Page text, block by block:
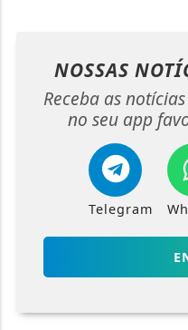
NOSSAS
Receba as
no seu app
Telegram